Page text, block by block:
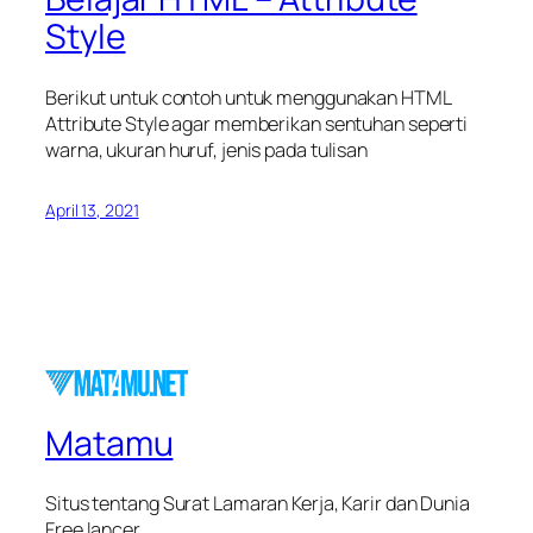
Style
Berikut untuk contoh untuk menggunakan HTML
Attribute Style agar memberikan sentuhan seperti
warna, ukuran huruf, jenis pada tulisan
April 13, 2021
Matamu
Situs tentang Surat Lamaran Kerja, Karir dan Dunia